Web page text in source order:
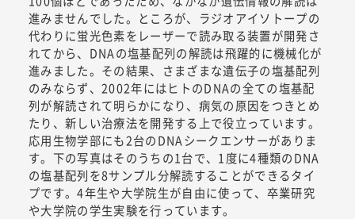
進みませんでした。ところが、ラジオアイソトープの
代わりに蛍光色素をレーザーで読み取る装置が開発さ
れてから、DNAの塩基配列の解読は飛躍的に機械化が
進みました。その結果、さまざまな遺伝子の塩基配列
のみならず、2002年にはヒトのDNAの全ての塩基配
列が解読されて明らかになり、病気の原因をつきとめ
たり、新しい治療法を開発する上で役立っています。
応用生物学部にも2台のDNAシークエンサーがありま
す。下の写真はそのうちの1台で、1度に4種類のDNA
の塩基配列を8サンプル分解読することができるタイ
プです。4年生や大学院生が自由に使って、卒業研究
や大学院の学生実験を行っています。